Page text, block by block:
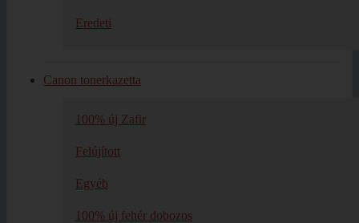
Eredeti
Canon tonerkazetta
100% új Zafir
Felújított
Egyéb
100% új fehér dobozos